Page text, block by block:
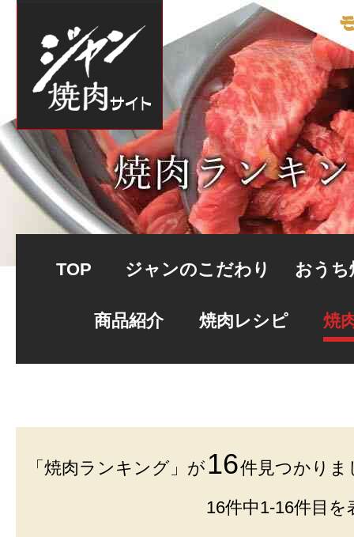
TOP ジャンのこだわり おうち
商品紹介 焼肉レシピ 焼
「焼肉ランキング」が 16件見つかりま
16件中1-16件目